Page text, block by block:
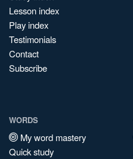
Lesson index
Play index
Testimonials
Contact
Subscribe
WORDS
My word mastery
Quick study